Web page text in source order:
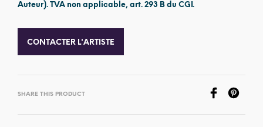
Auteur). TVA non applicable, art. 293 B du CGI.
CONTACTER L'ARTISTE
SHARE THIS PRODUCT